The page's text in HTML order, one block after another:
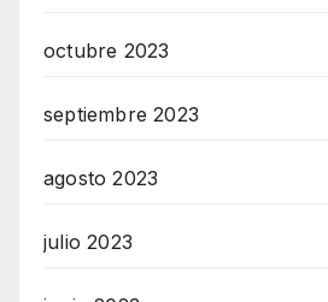
octubre 2023
septiembre 2023
agosto 2023
julio 2023